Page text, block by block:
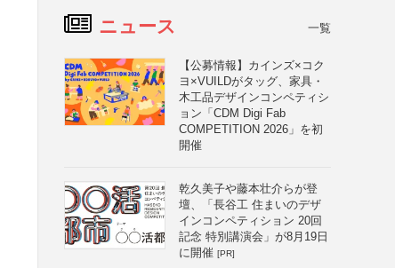
ニュース 一覧
【公募情報】カインズ×コク
ヨ×VUILDがタッグ、家具・
木工品デザインコンペティシ
ョン「CDM Digi Fab
COMPETITION 2026」を初
開催
乾久美子や藤本壮介らが登
壇、「長谷工 住まいのデザ
インコンペティション 20回
記念 特別講演会」が8月19日
に開催 [PR]